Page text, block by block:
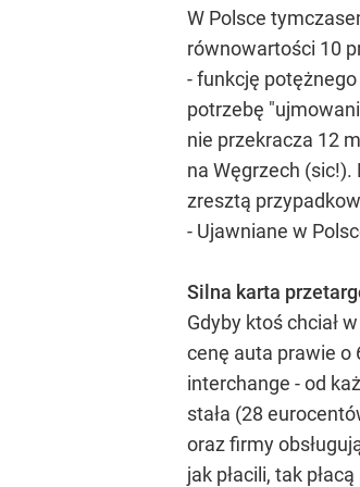
W Polsce
równowartości 10
- funkcję
potrzebę
nie przekracza 12
na Węgrzech (sic!).
zresztą
- Ujawniane w
Silna karta
Gdyby ktoś chciał
cenę auta prawie o
interchange - od
stała (28
oraz firmy
jak płacili, tak